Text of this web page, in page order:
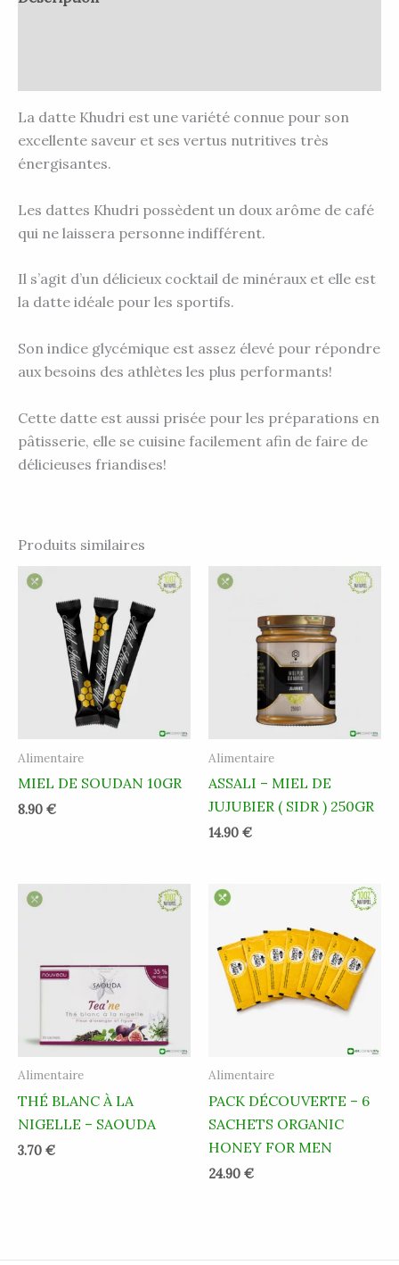
La datte Khudri est une variété connue pour son
excellente saveur et ses vertus nutritives très
énergisantes.
Les dattes Khudri possèdent un doux arôme de café
qui ne laissera personne indifférent.
Il s’agit d’un délicieux cocktail de minéraux et elle est
la datte idéale pour les sportifs.
Son indice glycémique est assez élevé pour répondre
aux besoins des athlètes les plus performants!
Cette datte est aussi prisée pour les préparations en
pâtisserie, elle se cuisine facilement afin de faire de
délicieuses friandises!
Produits similaires
Alimentaire
MIEL DE SOUDAN 10GR
8.90 €
Alimentaire
ASSALI – MIEL DE
JUJUBIER ( SIDR ) 250GR
14.90 €
Alimentaire
THÉ BLANC À LA
NIGELLE – SAOUDA
3.70 €
Alimentaire
PACK DÉCOUVERTE – 6
SACHETS ORGANIC
HONEY FOR MEN
24.90 €